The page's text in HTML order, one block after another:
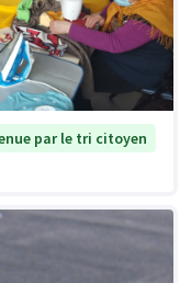
par le tri citoyen